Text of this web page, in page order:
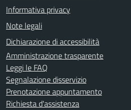
Informativa privacy
Note legali
Dichiarazione di accessibilità
Amministrazione trasparente
Leggi le FAQ
Segnalazione disservizio
Prenotazione appuntamento
Richiesta d'assistenza